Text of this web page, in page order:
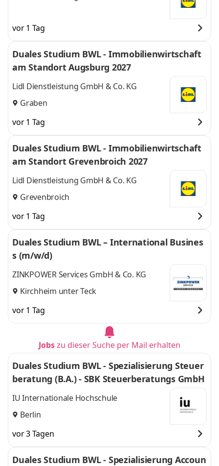
vor 1 Tag
Duales Studium BWL - Immobilienwirtschaft
am Standort Augsburg 2027
Lidl Dienstleistung GmbH & Co. KG
Graben
vor 1 Tag
Duales Studium BWL - Immobilienwirtschaft
am Standort Grevenbroich 2027
Lidl Dienstleistung GmbH & Co. KG
Grevenbroich
vor 1 Tag
Duales Studium BWL – International Busines
s (m/w/d)
ZINKPOWER Services GmbH & Co. KG
Kirchheim unter Teck
vor 1 Tag
Jobszu dieser Suche per Mail erhalten
Duales Studium BWL - Spezialisierung Steuer
beratung (B.A.) - SBK Steuerberatungs GmbH
IU Internationale Hochschule
Berlin
vor 3 Tagen
Duales Studium BWL - Spezialisierung Accoun